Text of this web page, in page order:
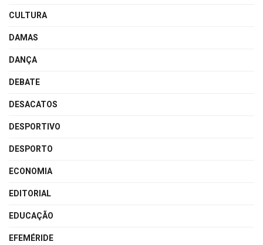
CULTURA
DAMAS
DANÇA
DEBATE
DESACATOS
DESPORTIVO
DESPORTO
ECONOMIA
EDITORIAL
EDUCAÇÃO
EFEMÉRIDE